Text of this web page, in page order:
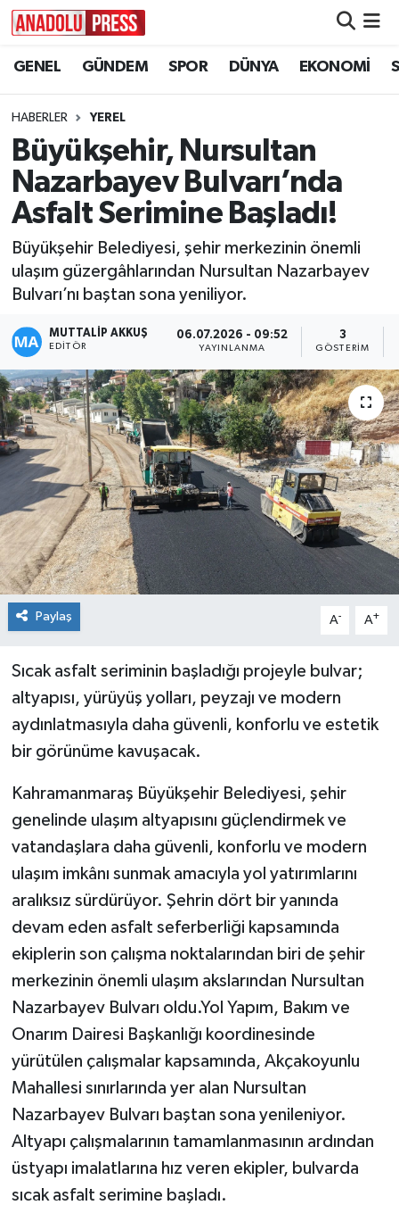
GENEL GÜNDEM SPOR DÜNYA EKONOMİ
HABERLER YEREL
Büyükşehir, Nursultan
Nazarbayev Bulvarı’nda
Asfalt Serimine Başladı!
Büyükşehir Belediyesi, şehir merkezinin önemli
ulaşım güzergâhlarından Nursultan Nazarbayev
Bulvarı’nı baştan sona yeniliyor.
MUTTALİP AKKUŞ
EDITÖR
06.07.2026 - 09:52
YAYINLANMA
3
GÖSTERIM
Paylaş A- A+
Sıcak asfalt seriminin başladığı projeyle bulvar;
altyapısı, yürüyüş yolları, peyzajı ve modern
aydınlatmasıyla daha güvenli, konforlu ve estetik
bir görünüme kavuşacak.
Kahramanmaraş Büyükşehir Belediyesi, şehir
genelinde ulaşım altyapısını güçlendirmek ve
vatandaşlara daha güvenli, konforlu ve modern
ulaşım imkânı sunmak amacıyla yol yatırımlarını
aralıksız sürdürüyor. Şehrin dört bir yanında
devam eden asfalt seferberliği kapsamında
ekiplerin son çalışma noktalarından biri de şehir
merkezinin önemli ulaşım akslarından Nursultan
Nazarbayev Bulvarı oldu.Yol Yapım, Bakım ve
Onarım Dairesi Başkanlığı koordinesinde
yürütülen çalışmalar kapsamında, Akçakoyunlu
Mahallesi sınırlarında yer alan Nursultan
Nazarbayev Bulvarı baştan sona yenileniyor.
Altyapı çalışmalarının tamamlanmasının ardından
üstyapı imalatlarına hız veren ekipler, bulvarda
sıcak asfalt serimine başladı.
Nöbetçi Eczaneler
Hava Durumu
Namaz Vakitleri
Trafik Durumu
Süper Lig Puan Durumu ve Fikstür
Tüm Manşetler
Son Dakika Haberleri
Haber Arşivi